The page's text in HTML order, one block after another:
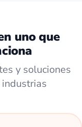
uno que
y soluciones